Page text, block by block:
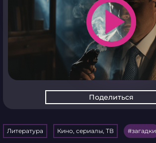
play_arrow
Поделиться
Литература Кино, сериалы, ТВ загадки